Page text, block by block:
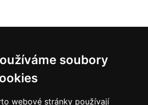
soubory
webové stránky používají